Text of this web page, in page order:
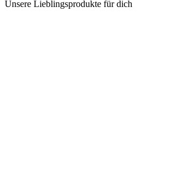
Unsere Lieblingsprodukte für dich